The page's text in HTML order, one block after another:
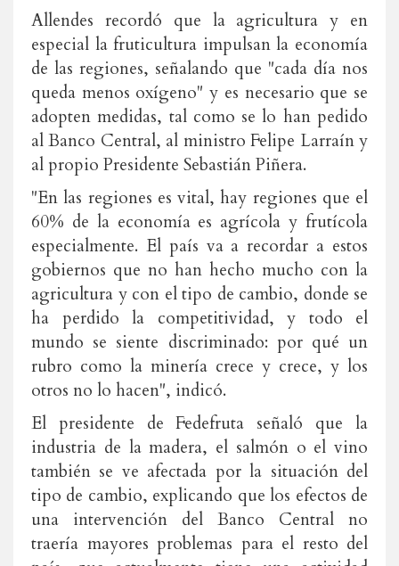
Allendes recordó que la agricultura y en
especial la fruticultura impulsan la economía
de las regiones, señalando que "cada día nos
queda menos oxígeno" y es necesario que se
adopten medidas, tal como se lo han pedido
al Banco Central, al ministro Felipe Larraín y
al propio Presidente Sebastián Piñera.
"En las regiones es vital, hay regiones que el
60% de la economía es agrícola y frutícola
especialmente. El país va a recordar a estos
gobiernos que no han hecho mucho con la
agricultura y con el tipo de cambio, donde se
ha perdido la competitividad, y todo el
mundo se siente discriminado: por qué un
rubro como la minería crece y crece, y los
otros no lo hacen", indicó.
El presidente de Fedefruta señaló que la
industria de la madera, el salmón o el vino
también se ve afectada por la situación del
tipo de cambio, explicando que los efectos de
una intervención del Banco Central no
traería mayores problemas para el resto del